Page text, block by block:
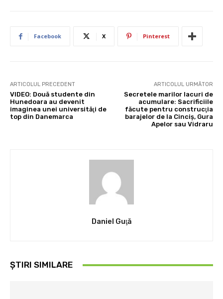
Facebook X Pinterest
ARTICOLUL PRECEDENT
VIDEO: Două studente din
Hunedoara au devenit
imaginea unei universităţi de
top din Danemarca
ARTICOLUL URMĂTOR
Secretele marilor lacuri de
acumulare: Sacrificiile
făcute pentru construcţia
barajelor de la Cinciş, Gura
Apelor sau Vidraru
Daniel Guţă
ȘTIRI SIMILARE